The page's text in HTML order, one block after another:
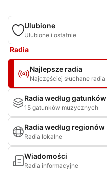
Ulubione
Ulubione i ostatnie
Radia
Najlepsze radia
Najczęściej słuchane radia
Radia według gatunków
15 gatunków muzycznych
Radia według regionów
Radia lokalne
Wiadomości
Radia informacyjne